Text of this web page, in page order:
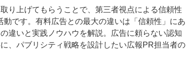
り上げてもらうことで、第三者視点による信頼性
です。有料広告との最大の違いは「信頼性」にあ
違いと実践ノウハウを解説。広告に頼らない認知
、パブリシティ戦略を設計したい広報PR担当者の